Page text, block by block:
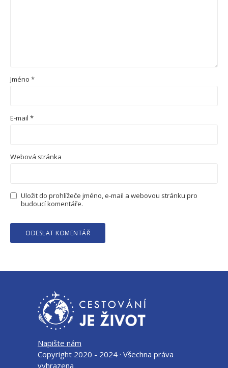
Jméno *
E-mail *
Webová stránka
Uložit do prohlížeče jméno, e-mail a webovou stránku pro
budoucí komentáře.
Napište nám
Copyright 2020 - 2024 · Všechna práva
vyhrazena